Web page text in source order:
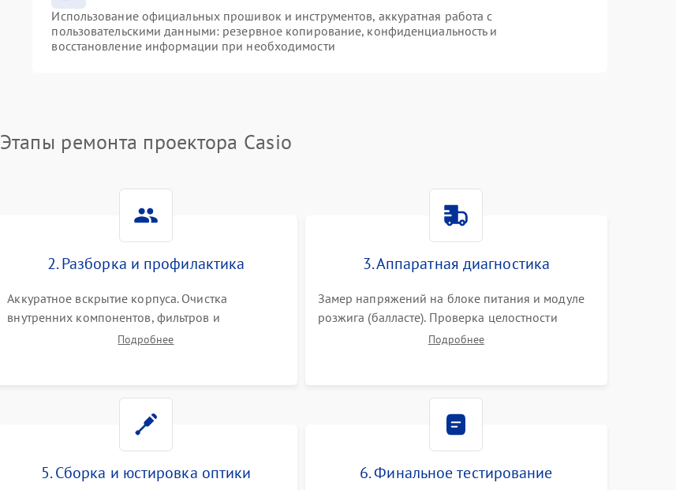
Использование официальных прошивок и инструментов, аккуратная работа с
пользовательскими данными: резервное копирование, конфиденциальность и
восстановление информации при необходимости
Этапы ремонта проектора Casio
2. Разборка и профилактика
Аккуратное вскрытие корпуса. Очистка
внутренних компонентов, фильтров и
вентиляторов от накопившейся пыли.
Подробнее
3. Аппаратная диагностика
Замер напряжений на блоке питания и модуле
розжига (балласте). Проверка целостности
цветового колеса (DLP) или поляризаторов (LCD).
Подробнее
5. Сборка и юстировка оптики 6. Финальное тестирование